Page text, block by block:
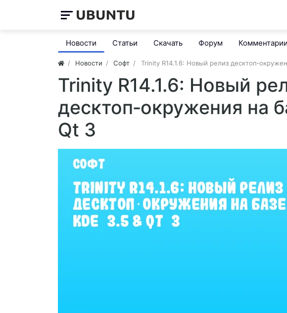
Новости Статьи Скачать Форум Комментарии
Новости Софт Trinity R14.1.6: Новый релиз
Trinity R14.1.6: Новый
десктоп‑окружения на
Qt 3